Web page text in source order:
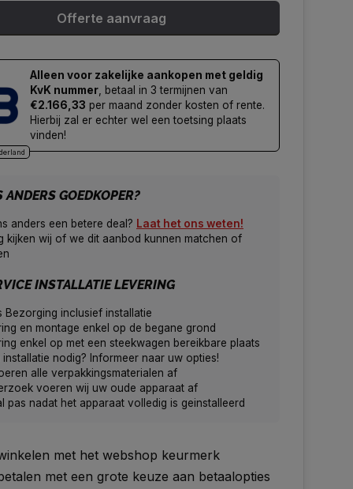
Offerte aanvraag
Alleen voor zakelijke aankopen met geldig
KvK nummer , betaal in 3 termijnen van
€2.166,33 per maand zonder kosten of rente.
Hierbij zal er echter wel een toetsing plaats
vinden!
ANDERS GOEDKOPER?
anders een betere deal? Laat het ons weten!
kijken wij of we dit aanbod kunnen matchen of
INSTALLATIE LEVERING
Bezorging inclusief installatie
en montage enkel op de begane grond
enkel op met een steekwagen bereikbare plaats
installatie nodig? Informeer naar uw opties!
alle verpakkingsmaterialen af
voeren wij uw oude apparaat af
pas nadat het apparaat volledig is geinstalleerd
met het webshop keurmerk
met een grote keuze aan betaalopties